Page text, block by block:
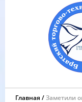
Главная Заметили